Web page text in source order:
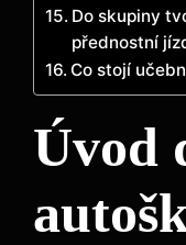
Do skupiny
přednostní
Co stojí
Úvod